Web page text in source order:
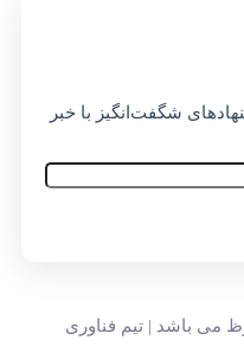
شگفت‌انگیز با خبر
024 کالا محفوظ می باشد | تیم فناوری